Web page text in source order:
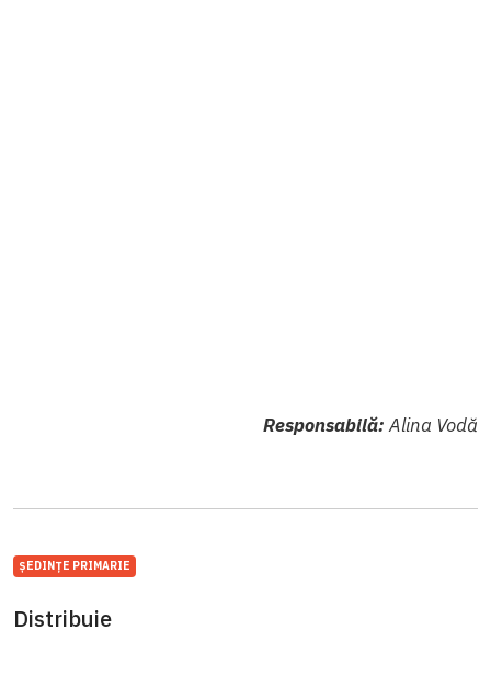
Responsabilă:Alina Vodă
ȘEDINȚE PRIMARIE
Distribuie